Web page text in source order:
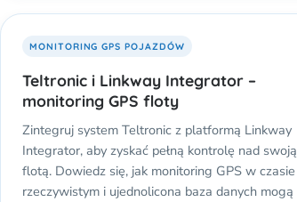
MONITORING GPS POJAZDÓW
Teltronic i Linkway Integrator –
monitoring GPS floty
Zintegruj system Teltronic z platformą Linkway
Integrator, aby zyskać pełną kontrolę nad swoją
flotą. Dowiedz się, jak monitoring GPS w czasie
rzeczywistym i ujednolicona baza danych mogą